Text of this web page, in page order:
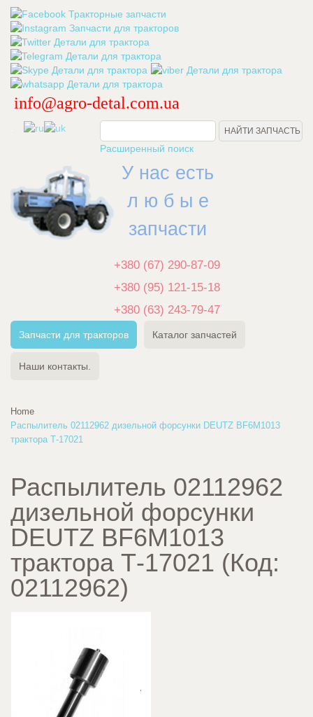
info@agro-detal.com.ua
Расширенный поиск
У нас есть
л ю б ы е
запчасти
+380 (67) 290-87-09
+380 (95) 121-15-18
+380 (63) 243-79-47
Запчасти для тракторов Каталог запчастей
Наши контакты.
Home
Распылитель 02112962 дизельной форсунки DEUTZ BF6M1013
трактора Т-17021
Распылитель 02112962
дизельной форсунки
DEUTZ BF6M1013
трактора Т-17021 (Код:
02112962)